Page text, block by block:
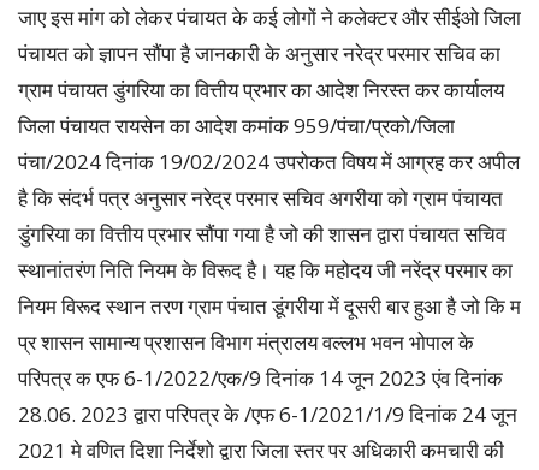
जाए इस मांग को लेकर पंचायत के कई लोगों ने कलेक्टर और सीईओ जिला
पंचायत को ज्ञापन सौंपा है जानकारी के अनुसार नरेद्र परमार सचिव का
ग्राम पंचायत डुंगरिया का वित्तीय प्रभार का आदेश निरस्त कर कार्यालय
जिला पंचायत रायसेन का आदेश कमांक 959/पंचा/प्रको/जिला
पंचा/2024 दिनांक 19/02/2024 उपरोकत विषय में आग्रह कर अपील
है कि संदर्भ पत्र अनुसार नरेद्र परमार सचिव अगरीया को ग्राम पंचायत
डुंगरिया का वित्तीय प्रभार सौंपा गया है जो की शासन द्वारा पंचायत सचिव
स्थानांतरंण निति नियम के विरूद है। यह कि महोदय जी नरेंद्र परमार का
नियम विरूद स्थान तरण ग्राम पंचात डूंगरीया में दूसरी बार हुआ है जो कि म
प्र शासन सामान्य प्रशासन विभाग मंत्रालय वल्लभ भवन भोपाल के
परिपत्र क एफ 6-1/2022/एक/9 दिनांक 14 जून 2023 एंव दिनांक
28.06. 2023 द्वारा परिपत्र के /एफ 6-1/2021/1/9 दिनांक 24 जून
2021 मे वणित दिशा निर्देशो द्वारा जिला स्तर पर अधिकारी कमचारी की